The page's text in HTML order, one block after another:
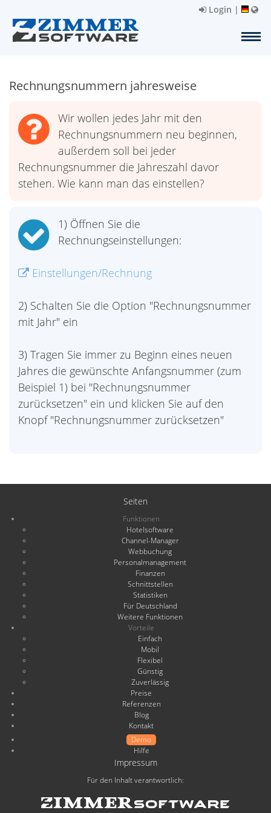
Login |
Rechnungsnummern jahresweise
Wir wollen jedes Jahr mit den
Rechnungsnummern neu beginnen,
außerdem soll bei jeder
Rechnungsnummer die Jahreszahl davor
stehen. Wie kann man das einstellen?
1) Öffnen Sie die
Rechnungseinstellungen:
Einstellungen/Rechnung
2) Schalten Sie die Option "Rechnungsnummer
mit Jahr" ein
3) Tragen Sie immer zu Beginn eines neuen
Jahres die gewünschte Anfangsnummer (zum
Beispiel 1) bei "Rechnungsnummer
zurücksetzen" ein und klicken Sie auf den
Knopf "Rechnungsnummer zurücksetzen"
Seiten
Funktionen
Hotelsoftware
Channel-Manager
Webbuchung
Personalmanagement
Finanzen
Schnittstellen
Statistiken
Für Deutschland
Weitere Funktionen
Vorteile
Einfach
Mobil
Flexibel
Günstig
Zuverlässig
Preise
Referenzen
Blog
Kontakt
Demo
Hilfe
Impressum
Für den Inhalt verantwortlich: